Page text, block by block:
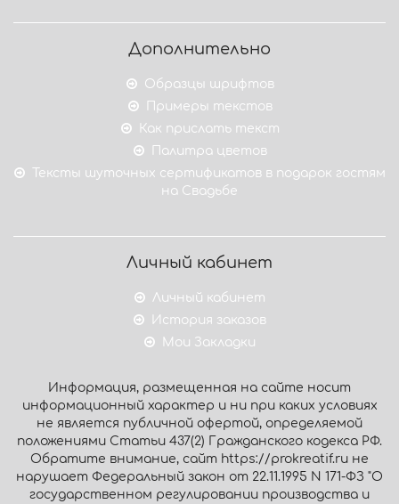
Дополнительно
Образцы шрифтов
Примеры текстов
Как прислать текст
Палитра цветов
Тексты шуточных сертификатов в подарок гостям
на Свадьбе
Личный кабинет
Личный кабинет
История заказов
Мои Закладки
Информация, размещенная на сайте носит
информационный характер и ни при каких условиях
не является публичной офертой, определяемой
положениями Статьи 437(2) Гражданского кодекса РФ.
Обратите внимание, сайт https://prokreatif.ru не
нарушает Федеральный закон от 22.11.1995 N 171-ФЗ "О
государственном регулировании производства и